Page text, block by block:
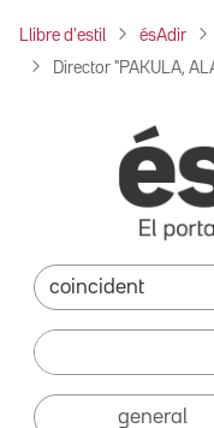
Llibre d'estil ésAdir
Director "PAKULA,
general